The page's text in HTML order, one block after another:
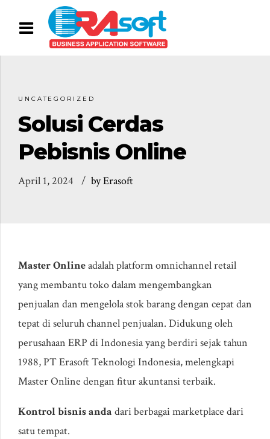
UNCATEGORIZED
Solusi Cerdas
Pebisnis Online
April 1, 2024 by Erasoft
Master Onlineadalah platform omnichannel retail
yang membantu toko dalam mengembangkan
penjualan dan mengelola stok barang dengan cepat dan
tepat di seluruh channel penjualan. Didukung oleh
perusahaan ERP di Indonesia yang berdiri sejak tahun
1988, PT Erasoft Teknologi Indonesia, melengkapi
Master Online dengan fitur akuntansi terbaik.
Kontrol bisnis anda dari berbagai marketplace dari
satu tempat.